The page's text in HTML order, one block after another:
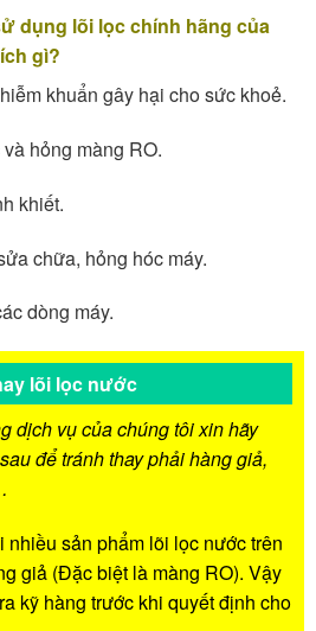
dụng lõi lọc chính hãng của
gì?
khuẩn gây hại cho sức khoẻ.
hỏng màng RO.
khiết.
chữa, hỏng hóc máy.
dòng máy.
lõi lọc nước
dịch vụ của chúng tôi xin hãy
để tránh thay phải hàng giả,
nhiều sản phẩm lõi lọc nước trên
giả (Đặc biệt là màng RO). Vậy
kỹ hàng trước khi quyết định cho